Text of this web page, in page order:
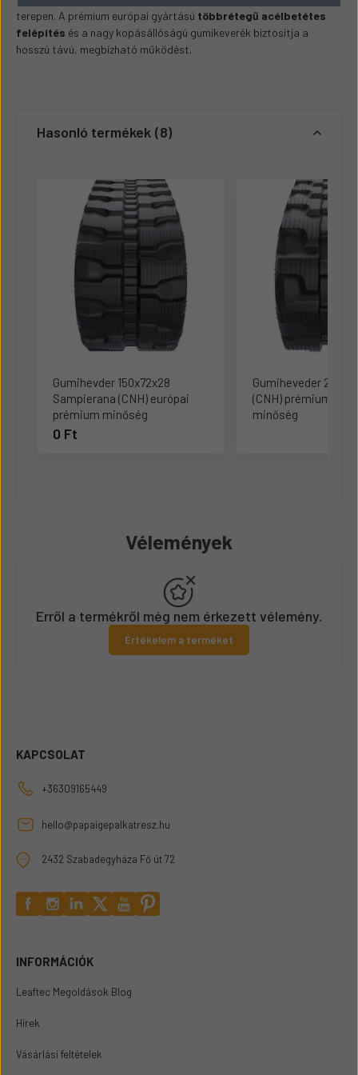
terepen. A prémium európai gyártású többrétegű acélbetétes
felépítés és a nagy kopásállóságú gumikeverék biztosítja a
hosszú távú, megbízható működést.
Hasonló termékek 8
Gumihevder 150x72x28
Sampierana (CNH) európai
prémium minőség
0 Ft
Gumiheveder
(CNH) prémium
minőség
Vélemények
Erről a termékről még nem érkezett vélemény.
Értékelem a terméket
KAPCSOLAT
+36309165449
hello@papaigepalkatresz.hu
2432 Szabadegyháza Fő út 72
INFORMÁCIÓK
Leaftec Megoldások Blog
Hírek
Vásárlási feltételek